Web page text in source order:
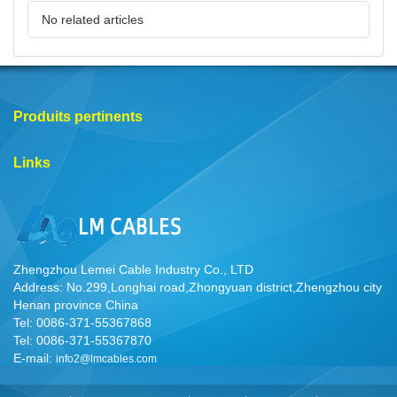
No related articles
Produits pertinents
Links
Zhengzhou Lemei Cable Industry Co., LTD
Address: No.299,Longhai road,Zhongyuan district,Zhengzhou city
Henan province China
Tel: 0086-371-55367868
Tel: 0086-371-55367870
E-mail: info2@lmcables.com